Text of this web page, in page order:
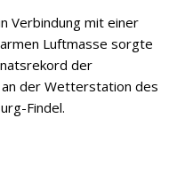
Verbindung mit einer
Luftmasse sorgte
der
der Wetterstation des
Findel.